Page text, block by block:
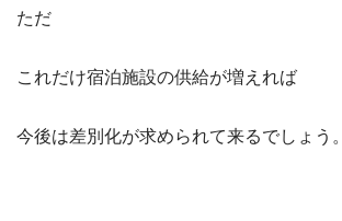
ただ
これだけ宿泊施設の供給が増えれば
今後は差別化が求められて来るでしょう。